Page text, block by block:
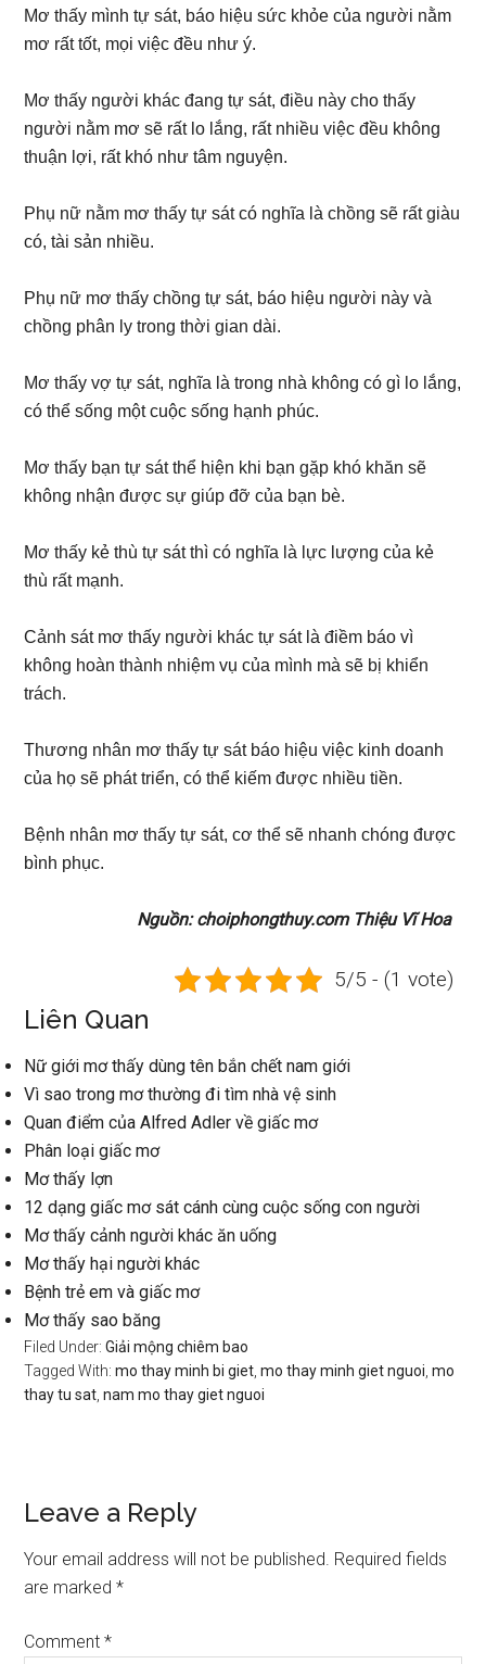
Mơ thấy mình tự sát, báo hiệu sức khỏe của người nằm
mơ rất tốt, mọi việc đều như ý.
Mơ thấy người khác đang tự sát, điều này cho thấy
người nằm mơ sẽ rất lo lắng, rất nhiều việc đều không
thuận lợi, rất khó như tâm nguyện.
Phụ nữ nằm mơ thấy tự sát có nghĩa là chồng sẽ rất giàu
có, tài sản nhiều.
Phụ nữ mơ thấy chồng tự sát, báo hiệu người này và
chồng phân ly trong thời gian dài.
Mơ thấy vợ tự sát, nghĩa là trong nhà không có gì lo lắng,
có thể sống một cuộc sống hạnh phúc.
Mơ thấy bạn tự sát thể hiện khi bạn gặp khó khăn sẽ
không nhận được sự giúp đỡ của bạn bè.
Mơ thấy kẻ thù tự sát thì có nghĩa là lực lượng của kẻ
thù rất mạnh.
Cảnh sát mơ thấy người khác tự sát là điềm báo vì
không hoàn thành nhiệm vụ của mình mà sẽ bị khiển
trách.
Thương nhân mơ thấy tự sát báo hiệu việc kinh doanh
của họ sẽ phát triển, có thể kiếm được nhiều tiền.
Bệnh nhân mơ thấy tự sát, cơ thể sẽ nhanh chóng được
bình phục.
Nguồn: choiphongthuy.com Thiệu Vĩ Hoa
5/5 - (1 vote)
Liên Quan
Nữ giới mơ thấy dùng tên bắn chết nam giới
Vì sao trong mơ thường đi tìm nhà vệ sinh
Quan điểm của Alfred Adler về giấc mơ
Phân loại giấc mơ
Mơ thấy lợn
12 dạng giấc mơ sát cánh cùng cuộc sống con người
Mơ thấy cảnh người khác ăn uống
Mơ thấy hại người khác
Bệnh trẻ em và giấc mơ
Mơ thấy sao băng
Filed Under:Giải mộng chiêm bao
Tagged With:mo thay minh bi giet ,mo thay minh giet nguoi ,mo
thay tu sat ,nam mo thay giet nguoi
Reader
Interactions
Leave a Reply
Your email address will not be published. Required fields
are marked*
Comment*